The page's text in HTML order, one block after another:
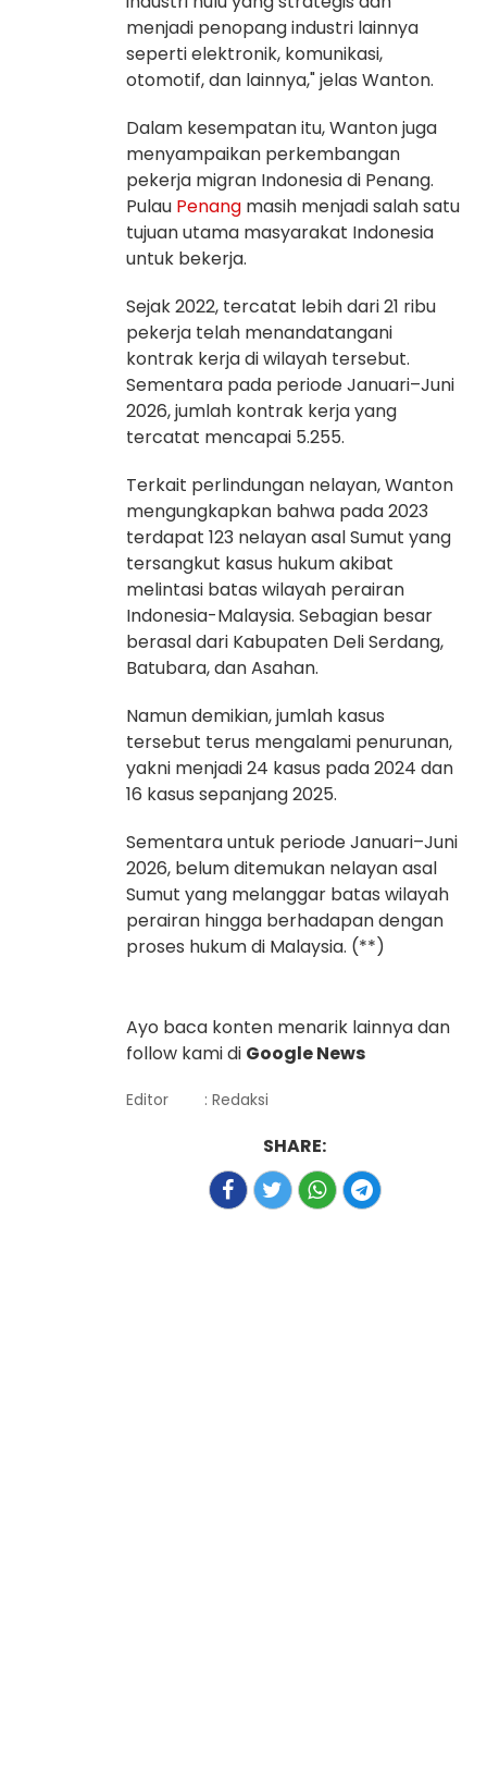
menjadi penopang industri lainnya
seperti elektronik, komunikasi,
otomotif, dan lainnya," jelas Wanton.
Dalam kesempatan itu, Wanton juga
menyampaikan perkembangan
pekerja migran Indonesia di Penang.
Pulau Penang masih menjadi salah satu
tujuan utama masyarakat Indonesia
untuk bekerja.
Sejak 2022, tercatat lebih dari 21 ribu
pekerja telah menandatangani
kontrak kerja di wilayah tersebut.
Sementara pada periode Januari–Juni
2026, jumlah kontrak kerja yang
tercatat mencapai 5.255.
Terkait perlindungan nelayan, Wanton
mengungkapkan bahwa pada 2023
terdapat 123 nelayan asal Sumut yang
tersangkut kasus hukum akibat
melintasi batas wilayah perairan
Indonesia-Malaysia. Sebagian besar
berasal dari Kabupaten Deli Serdang,
Batubara, dan Asahan.
Namun demikian, jumlah kasus
tersebut terus mengalami penurunan,
yakni menjadi 24 kasus pada 2024 dan
16 kasus sepanjang 2025.
Sementara untuk periode Januari–Juni
2026, belum ditemukan nelayan asal
Sumut yang melanggar batas wilayah
perairan hingga berhadapan dengan
proses hukum di Malaysia. (**)
Ayo baca konten menarik lainnya dan
follow kami di Google News
Editor : Redaksi
SHARE: